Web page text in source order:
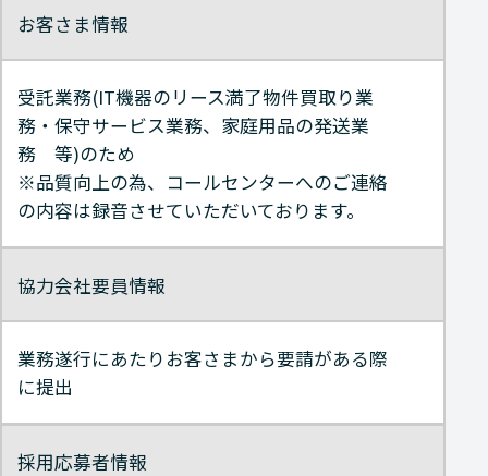
お客さま情報
受託業務(IT機器のリース満了物件買取り業
務・保守サービス業務、家庭用品の発送業
務 等)のため
※品質向上の為、コールセンターへのご連絡
の内容は録音させていただいております。
協力会社要員情報
業務遂行にあたりお客さまから要請がある際
に提出
採用応募者情報